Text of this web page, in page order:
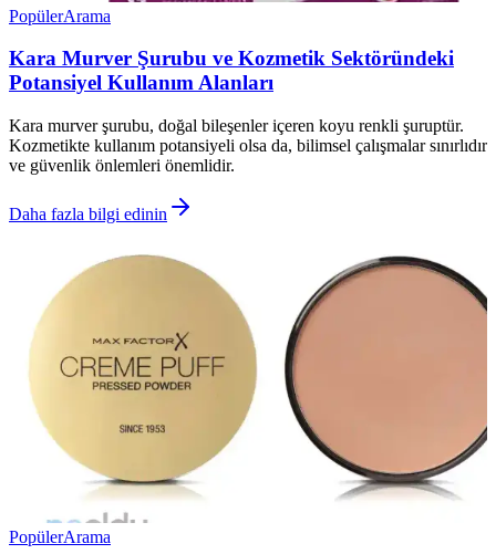
PopülerArama
Kara Murver Şurubu ve Kozmetik Sektöründeki
Potansiyel Kullanım Alanları
Kara murver şurubu, doğal bileşenler içeren koyu renkli şuruptür.
Kozmetikte kullanım potansiyeli olsa da, bilimsel çalışmalar sınırlıdır
ve güvenlik önlemleri önemlidir.
Daha fazla bilgi edinin
PopülerArama